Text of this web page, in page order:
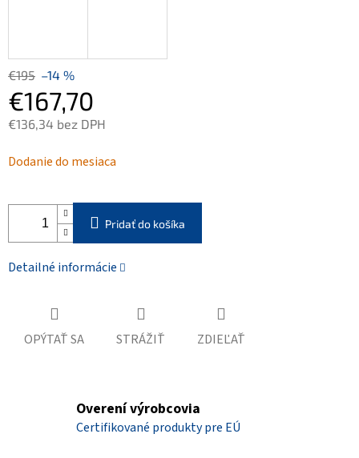
€195 –14 %
€167,70
€136,34 bez DPH
cena:
Dodanie do mesiaca
Pridať do košíka
Detailné informácie
OPÝTAŤ SA STRÁŽIŤ ZDIEĽAŤ
Overení výrobcovia
Certifikované produkty pre EÚ